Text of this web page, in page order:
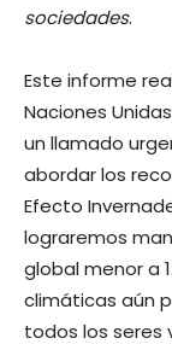
sociedades.
Este informe
Naciones
un llamado
abordar los
Efecto
lograremos
global menor a
climáticas aún
todos los seres